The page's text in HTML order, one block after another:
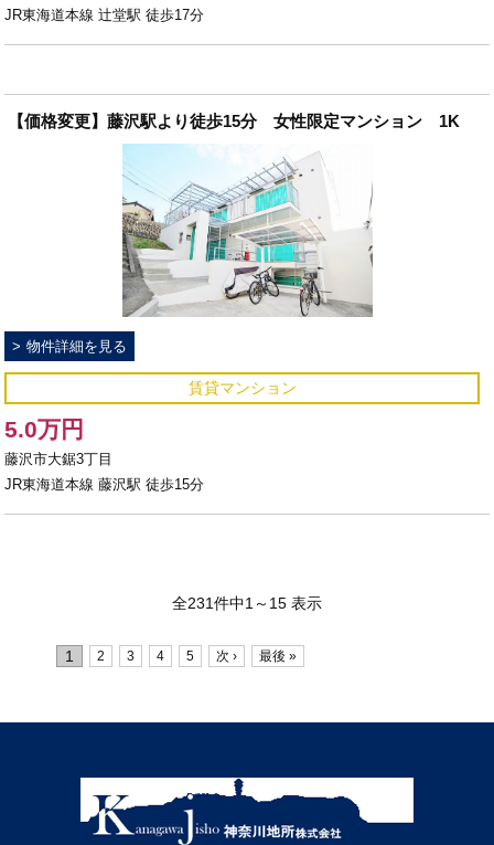
JR東海道本線 辻堂駅 徒歩17分
【価格変更】藤沢駅より徒歩15分 女性限定マンション 1K
物件詳細を見る
賃貸マンション
5.0万円
藤沢市大鋸3丁目
JR東海道本線 藤沢駅 徒歩15分
全231件中1～15 表示
1 2 3 4 5 次 › 最後 »